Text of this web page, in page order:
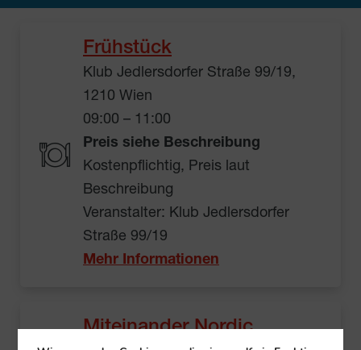
Frühstück
Klub Jedlersdorfer Straße 99/19,
1210 Wien
09:00 – 11:00
Preis siehe Beschreibung
Kostenpflichtig, Preis laut
Beschreibung
Veranstalter: Klub Jedlersdorfer
Straße 99/19
Mehr Informationen
Miteinander Nordic